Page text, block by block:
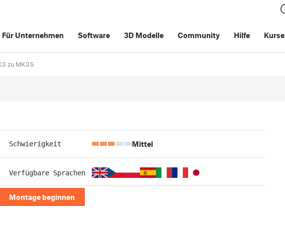
Für Unternehmen Software 3D Modelle Community Hilfe Kurse
zu MK3S
Schwierigkeit Mittel
Verfügbare Sprachen
Montage beginnen